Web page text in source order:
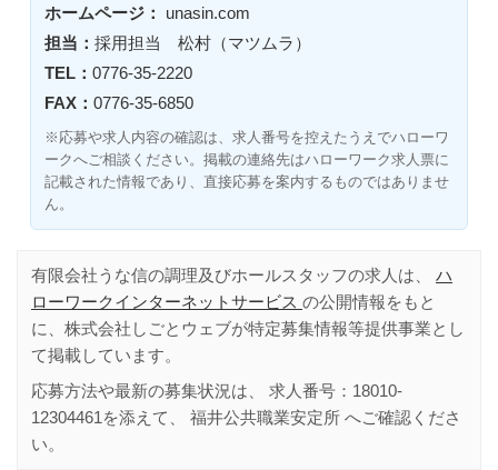
ホームページ：
unasin.com
担当： 採用担当 松村（マツムラ）
TEL： 0776-35-2220
FAX： 0776-35-6850
※応募や求人内容の確認は、求人番号を控えたうえでハローワ
ークへご相談ください。掲載の連絡先はハローワーク求人票に
記載された情報であり、直接応募を案内するものではありませ
ん。
有限会社うな信の調理及びホールスタッフの求人は、 ハ
ローワークインターネットサービス の公開情報をもと
に、株式会社しごとウェブが特定募集情報等提供事業とし
て掲載しています。
応募方法や最新の募集状況は、 求人番号： 18010-
12304461 を添えて、 福井公共職業安定所 へご確認くださ
い。